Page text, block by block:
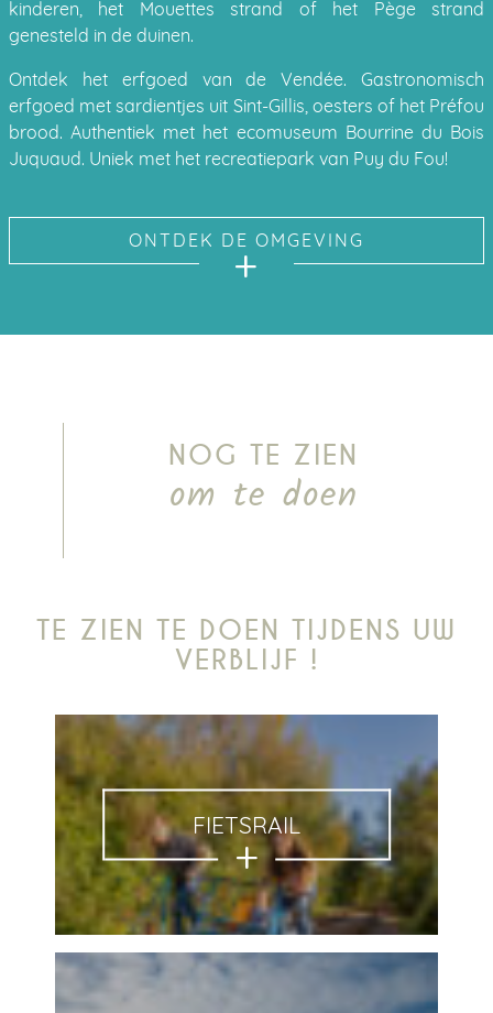
kinderen, het Mouettes strand of het Pège strand
genesteld in de duinen.
Ontdek het erfgoed van de Vendée. Gastronomisch
erfgoed met sardientjes uit Sint-Gillis, oesters of het Préfou
brood. Authentiek met het ecomuseum Bourrine du Bois
Juquaud. Uniek met het recreatiepark van Puy du Fou!
ONTDEK DE OMGEVING
TE ZIEN TE DOEN TIJDENS UW
VERBLIJF !
NOG TE ZIEN
om te doen
FIETSRAIL